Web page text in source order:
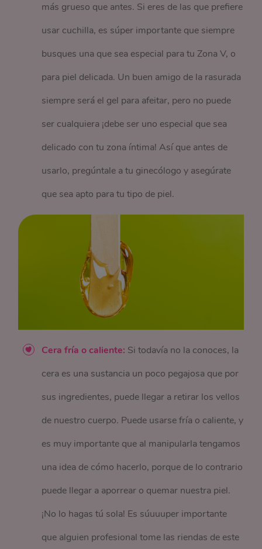
más grueso que antes. Si eres de las que prefiere
usar cuchilla, es súper importante que siempre
busques una que sea especial para tu Zona V, o
para piel delicada. Un buen amigo de la rasurada
siempre será el gel para afeitar, pero no puede
ser cualquiera ¡debe ser uno especial que sea
delicado con tu zona íntima! Así que antes de
usarlo, pregúntale a tu ginecólogo y asegúrate
que sea apto para tu tipo de piel.
Cera fría o caliente: Si todavía no la conoces, la
cera es una sustancia un poco pegajosa que por
sus ingredientes, puede llegar a retirar los vellos
de nuestro cuerpo. Puede usarse fría o caliente, y
es muy importante que al manipularla tengamos
una idea de cómo hacerlo, porque de lo contrario
puede llegar a aporrear o quemar nuestra piel.
¡No lo hagas tú sola! Es súuuuper importante
que alguien profesional tome las riendas de este